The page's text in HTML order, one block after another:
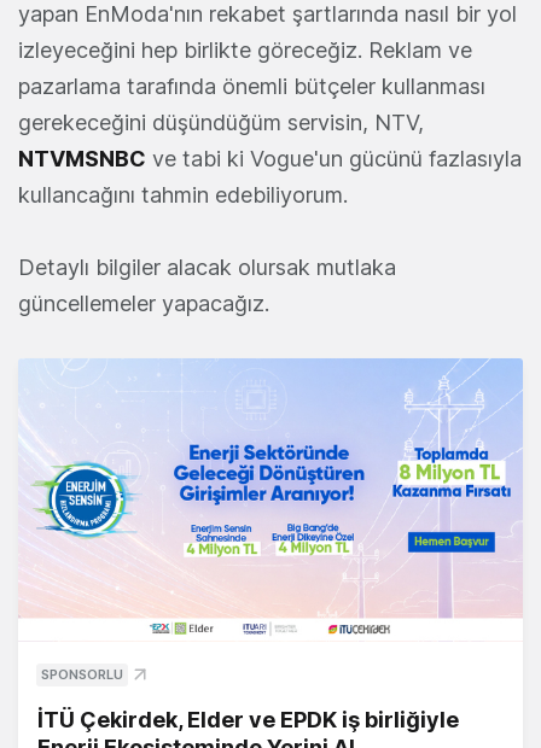
yapan EnModa'nın rekabet şartlarında nasıl bir yol
izleyeceğini hep birlikte göreceğiz. Reklam ve
pazarlama tarafında önemli bütçeler kullanması
gerekeceğini düşündüğüm servisin, NTV,
NTVMSNBC ve tabi ki Vogue'un gücünü fazlasıyla
kullancağını tahmin edebiliyorum.
Detaylı bilgiler alacak olursak mutlaka
güncellemeler yapacağız.
SPONSORLU
İTÜ Çekirdek, Elder ve EPDK iş birliğiyle